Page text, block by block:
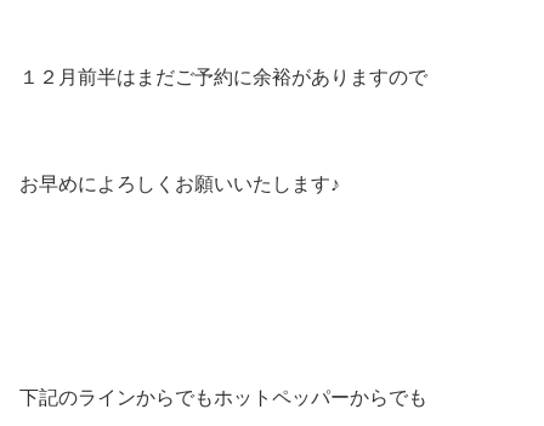
１２月前半はまだご予約に余裕がありますので
お早めによろしくお願いいたします♪
下記のラインからでもホットペッパーからでも